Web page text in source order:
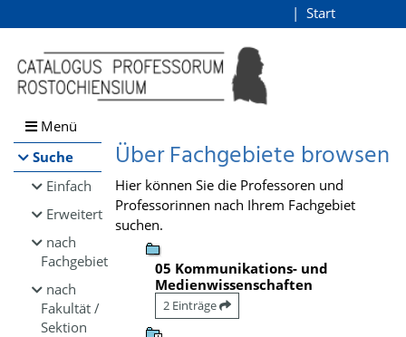
Browsen
direkt zum Inhalt
Start
Menü
Suche
Einfach
Erweitert
nach
Fachgebiet
nach
Fakultät /
Sektion
Über Fachgebiete browsen
Hier können Sie die Professoren und
Professorinnen nach Ihrem Fachgebiet
suchen.
05 Kommunikations- und
Medienwissenschaften
2 Einträge